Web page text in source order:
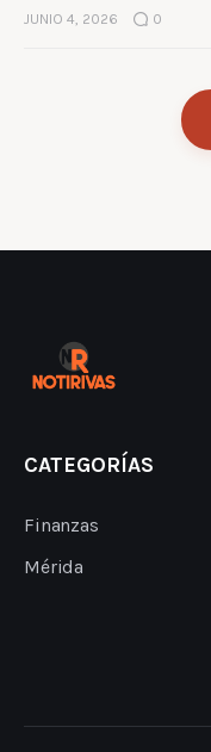
JUNIO 4, 2026 0
CATEGORÍAS
Finanzas
Mérida